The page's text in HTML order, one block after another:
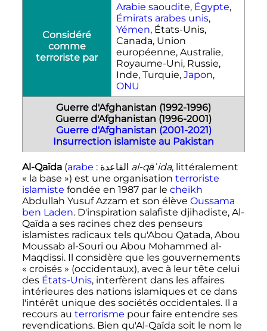
Considéré
comme
terroriste par
Arabie saoudite, Égypte,
Émirats arabes unis,
Yémen, États-Unis,
Canada, Union
européenne, Australie,
Royaume-Uni, Russie,
Inde, Turquie, Japon,
ONU
Guerre d'Afghanistan (1992-1996)
Guerre d'Afghanistan (1996-2001)
Guerre d'Afghanistan (2001-2021)
Insurrection islamiste au Pakistan
Al-Qaïda(arabe : القاعدة al-qāʿida, littéralement
« la base ») est une organisation terroriste
islamiste fondée en 1987 par le cheikh
Abdullah Yusuf Azzam et son élève Oussama
ben Laden. D'inspiration salafiste djihadiste, Al-
Qaïda a ses racines chez des penseurs
islamistes radicaux tels qu'Abou Qatada, Abou
Moussab al-Souri ou Abou Mohammed al-
Maqdissi. Il considère que les gouvernements
« croisés » (occidentaux), avec à leur tête celui
des États-Unis, interfèrent dans les affaires
intérieures des nations islamiques et ce dans
l'intérêt unique des sociétés occidentales. Il a
recours au terrorisme pour faire entendre ses
revendications. Bien qu'Al-Qaïda soit le nom le